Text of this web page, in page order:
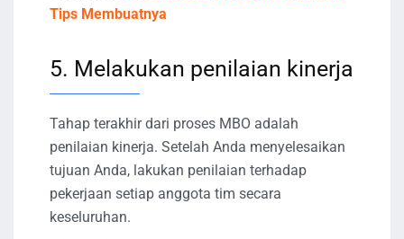
Tips Membuatnya
5. Melakukan penilaian kinerja
Tahap terakhir dari proses MBO adalah
penilaian kinerja. Setelah Anda menyelesaikan
tujuan Anda, lakukan penilaian terhadap
pekerjaan setiap anggota tim secara
keseluruhan.